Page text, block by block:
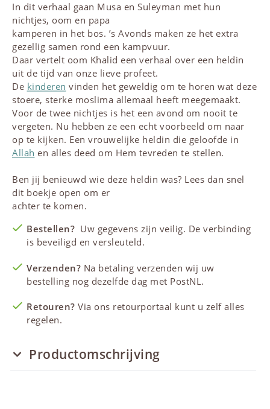
In dit verhaal gaan Musa en Suleyman met hun
nichtjes, oom en papa
kamperen in het bos. ’s Avonds maken ze het extra
gezellig samen rond een kampvuur.
Daar vertelt oom Khalid een verhaal over een heldin
uit de tijd van onze lieve profeet.
De kinderen vinden het geweldig om te horen wat deze
stoere, sterke moslima allemaal heeft meegemaakt.
Voor de twee nichtjes is het een avond om nooit te
vergeten. Nu hebben ze een echt voorbeeld om naar
op te kijken. Een vrouwelijke heldin die geloofde in
Allah en alles deed om Hem tevreden te stellen.
Ben jij benieuwd wie deze heldin was? Lees dan snel
dit boekje open om er
achter te komen.
Bestellen? Uw gegevens zijn veilig. De verbinding
is beveiligd en versleuteld.
Verzenden? Na betaling verzenden wij uw
bestelling nog dezelfde dag met PostNL.
Retouren? Via ons retourportaal kunt u zelf alles
regelen.
Productomschrijving